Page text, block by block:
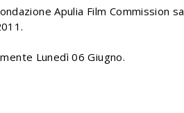
Apulia Film Commission
Lunedì 06 Giugno.